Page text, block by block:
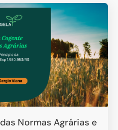
Normas Agrárias e